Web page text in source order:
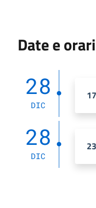
Date e orari
28
DIC
28
DIC